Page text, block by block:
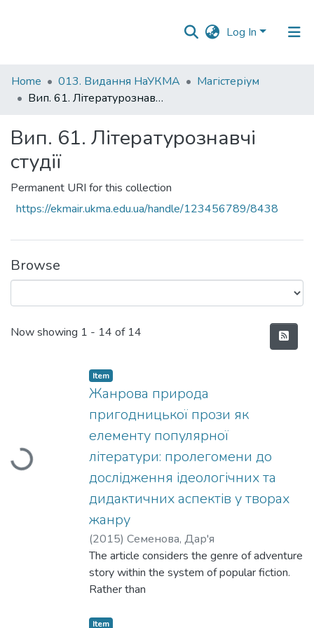
Log In
Statistics
Home 013. Видання НаУКМА
Магістеріум
Вип. 61. Літературознавчі студії
Вип. 61. Літературознавчі
студії
Permanent URI for this collection
https://ekmair.ukma.edu.ua/handle/123456789/8438
Browse
Recent Submissions
Now showing 1 - 14 of 14
Loading...
Item
Жанрова природа
пригодницької прози як
елементу популярної
літератури: пролегомени до
дослідження ідеологічних та
дидактичних аспектів у творах
жанру
(2015) Семенова, Дар'я
The article considers the genre of adventure
story within the system of popular fiction.
Rather than
literature, this approach understands this
Item